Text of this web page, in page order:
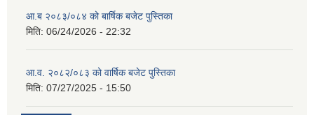
आ.ब २०८३/०८४ को बार्षिक बजेट पुस्तिका
मिति: 06/24/2026 - 22:32
आ.व. २०८२/०८३ को वार्षिक बजेट पुस्तिका
मिति: 07/27/2025 - 15:50